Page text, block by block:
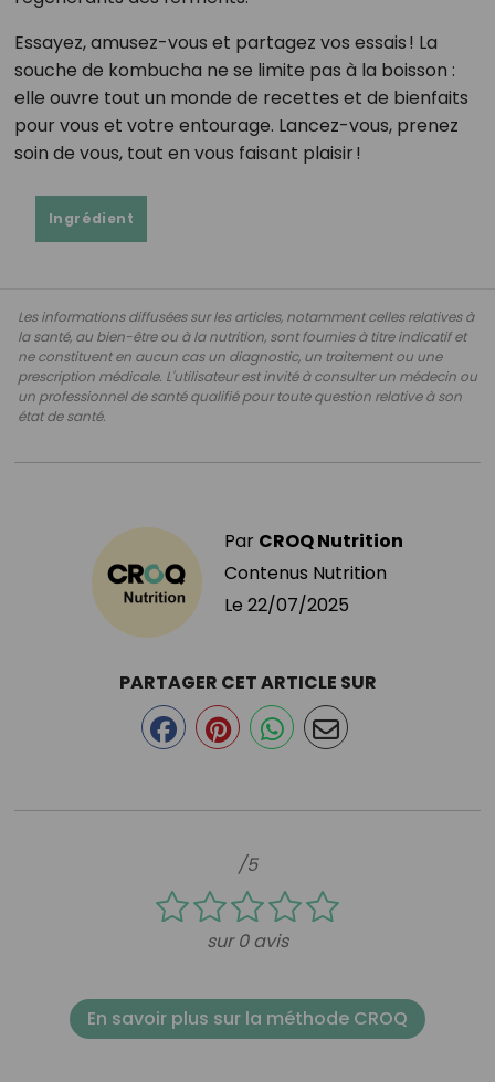
Essayez, amusez-vous et partagez vos essais ! La
souche de kombucha ne se limite pas à la boisson :
elle ouvre tout un monde de recettes et de bienfaits
pour vous et votre entourage. Lancez-vous, prenez
soin de vous, tout en vous faisant plaisir !
Ingrédient
Les informations diffusées sur les articles, notamment celles relatives à
la santé, au bien-être ou à la nutrition, sont fournies à titre indicatif et
ne constituent en aucun cas un diagnostic, un traitement ou une
prescription médicale. L'utilisateur est invité à consulter un médecin ou
un professionnel de santé qualifié pour toute question relative à son
état de santé.
Par CROQ Nutrition
Contenus Nutrition
Le 22/07/2025
/5
sur 0 avis
PARTAGER CET ARTICLE SUR
En savoir plus sur la méthode CROQ